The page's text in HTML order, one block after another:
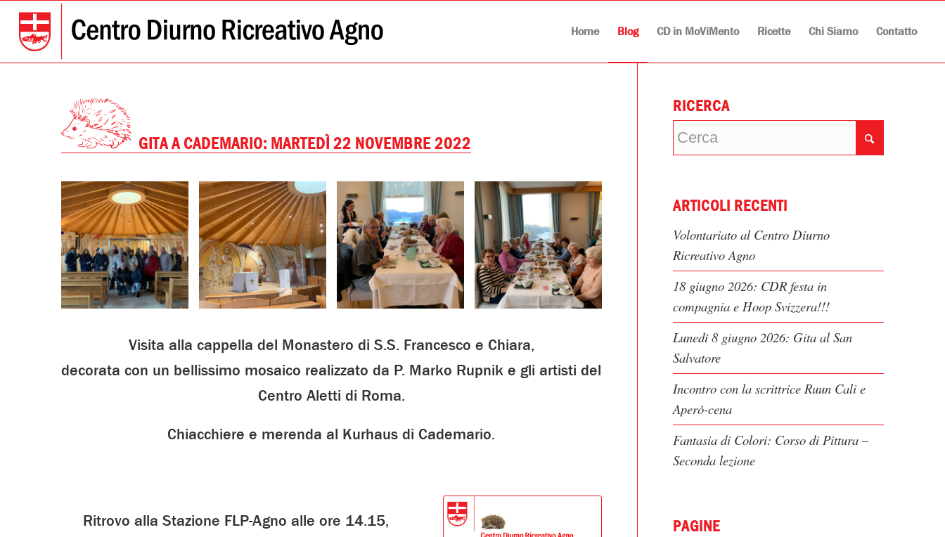
Home Blog CD in MoViMento Ricette Chi Siamo Contatto
GITA A CADEMARIO: MARTEDÌ 22 NOVEMBRE 2022
Visita alla cappella del Monastero di S.S. Francesco e Chiara,
decorata con un bellissimo mosaico realizzato da P. Marko Rupnik e gli artisti del
Centro Aletti di Roma.
Chiacchiere e merenda al Kurhaus di Cademario.
Ritrovo alla Stazione FLP-Agno alle ore 14.15,
RICERCA
ARTICOLI RECENTI
Volontariato al Centro Diurno
Ricreativo Agno
18 giugno 2026: CDR festa in
compagnia e Hoop Svizzera!!!
Lunedì 8 giugno 2026: Gita al San
Salvatore
Incontro con la scrittrice Ruun Cali e
Aperò-cena
Fantasia di Colori: Corso di Pittura –
Seconda lezione
PAGINE